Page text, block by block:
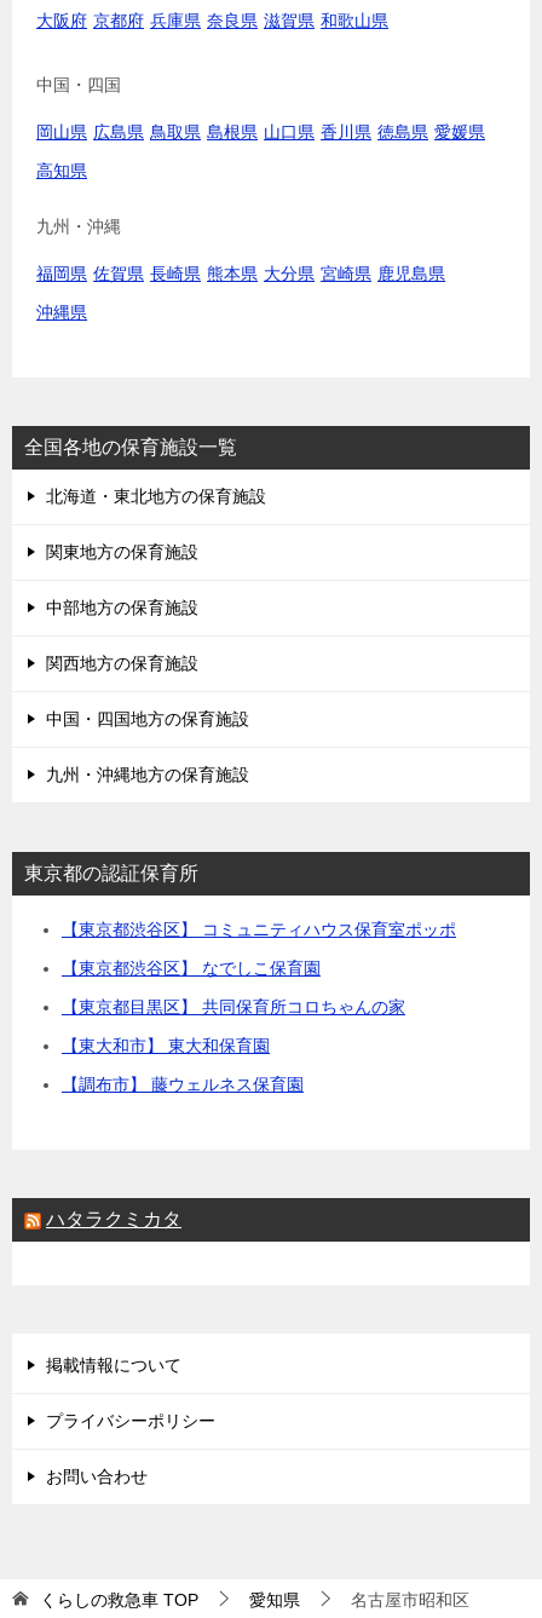
大阪府 京都府 兵庫県 奈良県 滋賀県 和歌山県
中国・四国
岡山県 広島県 鳥取県 島根県 山口県 香川県 徳島県 愛媛県
高知県
九州・沖縄
福岡県 佐賀県 長崎県 熊本県 大分県 宮崎県 鹿児島県
沖縄県
全国各地の保育施設一覧
北海道・東北地方の保育施設
関東地方の保育施設
中部地方の保育施設
関西地方の保育施設
中国・四国地方の保育施設
九州・沖縄地方の保育施設
東京都の認証保育所
【東京都渋谷区】 コミュニティハウス保育室ポッポ
【東京都渋谷区】 なでしこ保育園
【東京都目黒区】 共同保育所コロちゃんの家
【東大和市】 東大和保育園
【調布市】 藤ウェルネス保育園
ハタラクミカタ
掲載情報について
プライバシーポリシー
お問い合わせ
くらしの救急車 TOP 愛知県 名古屋市昭和区